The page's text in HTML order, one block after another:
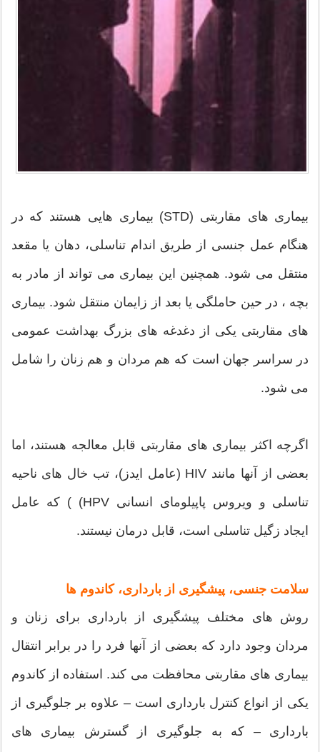
بیماری های مقاربتی (STD) بیماری هایی هستند که در
هنگام عمل جنسی از طریق اندام تناسلی، دهان یا مقعد
منتقل می شود. همچنین این بیماری می تواند از مادر به
بچه ، در حین حاملگی یا بعد از زایمان منتقل شود. بیماری
های مقاربتی یکی از دغدغه های بزرگ بهداشت عمومی
در سراسر جهان است که هم مردان و هم زنان را شامل
می شود.
اگرچه اکثر بیماری های مقاربتی قابل معالجه هستند، اما
بعضی از آنها مانند HIV (عامل ایدز)، تب خال های ناحیه
تناسلی و ویروس پاپیلومای انسانی HPV) ) که عامل
ایجاد زگیل تناسلی است، قابل درمان نیستند.
سلامت جنسی، پیشگیری از بارداری، کاندوم ها
روش های مختلف پیشگیری از بارداری برای زنان و
مردان وجود دارد که بعضی از آنها فرد را در برابر انتقال
بیماری های مقاربتی محافظت می کند. استفاده از کاندوم
یکی از انواع کنترل بارداری است – علاوه بر جلوگیری از
بارداری – که به جلوگیری از گسترش بیماری های